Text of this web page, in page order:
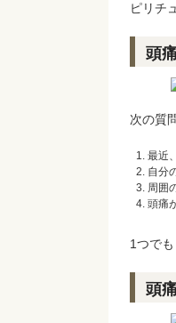
ピリチ
頭
次の質
最近
自分
周囲
頭痛
1つで
頭